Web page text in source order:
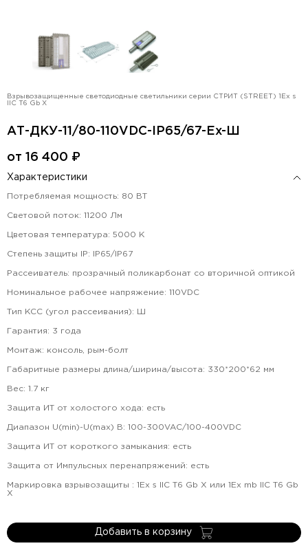
Взрывозащищенные светодиодные светильники серии СТРИТ (STREET) 1Ex s
IIC T6 Gb X
АТ-ДКУ-11/80-110VDC-IP65/67-Ex-Ш
от 16 400 ₽
Характеристики
Потребляемая мощность: 80 ВТ
Световой поток: 11200 Лм
Цветовая температура: 5000 К
Степень защиты IP: IP65/IP67
Рассеиватель: прозрачный поликарбонат со вторичной оптикой
Номинальное рабочее напряжение: 110VDC
Тип КСС (угол рассеивания):
Гарантия: 3 года
Монтаж: консоль, рым-болт
Габаритные размеры длина/ширина/высота: 330*200*62 мм
Вес: 1.7 кг
Защита ИТ от холостого хода: есть
Диапазон U(min)-U(max) В: 100-300VAC/100-400VDC
Защита ИТ от короткого замыкания: есть
Защита от Импульсных перенапряжений: есть
Маркировка взрывозащиты : 1Ex s IIC T6 Gb X или 1Ex mb IIC T6 Gb
X
Добавить в корзину